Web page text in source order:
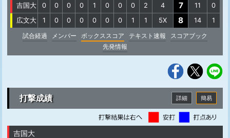
吉国大 0 0 0 0 1 0 0 0 2 4 7 11
0
広文大
1 0 0 0 0 0 0 1 1 5X 8 14
1
試合経過
メンバー ボックススコア テキスト速報
スコアブック
先発情報
打撃成績 簡易
詳細
吉国大